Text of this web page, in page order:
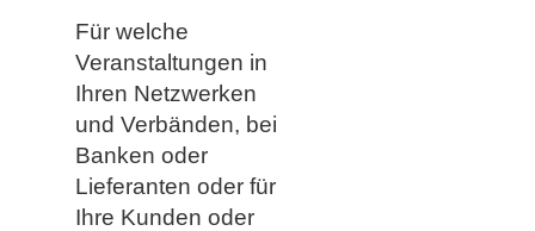
Für welche
Veranstaltungen in
Ihren Netzwerken
und Verbänden, bei
Banken oder
Lieferanten oder für
Ihre Kunden oder